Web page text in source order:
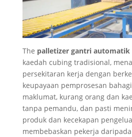
The palletizer gantri automatik
kaedah cubing tradisional,
persekitaran kerja dengan
keupayaan pemprosesan
maklumat, kurang orang dan
tanpa pemandu, dan pasti
produk dan kecekapan
membebaskan pekerja